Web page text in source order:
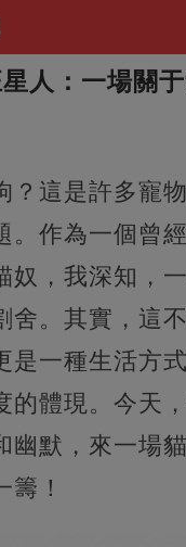
人：一場關
？這是許多寵
。作為一個曾
奴，我深知，
舍。其實，這
是一種生活方
的體現。今天
幽默，來一場
！